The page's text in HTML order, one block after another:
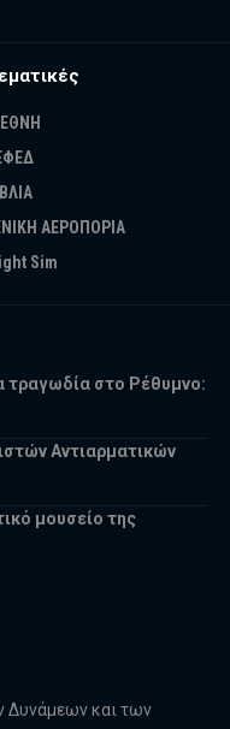
ΑΕΡΟΠΟΡΙΑ
Sim
τραγωδία στο Ρέθυμνο:
Αντιαρματικών
μουσείο της
Δυνάμεων και των